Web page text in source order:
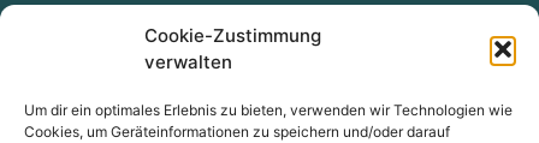
Cookie-Zustimmung
verwalten
Um dir ein optimales Erlebnis zu bieten, verwenden wir Technologien wie
Cookies, um Geräteinformationen zu speichern und/oder darauf
Ersparnis berechnen
Partner werden
Empfehlungsprämie